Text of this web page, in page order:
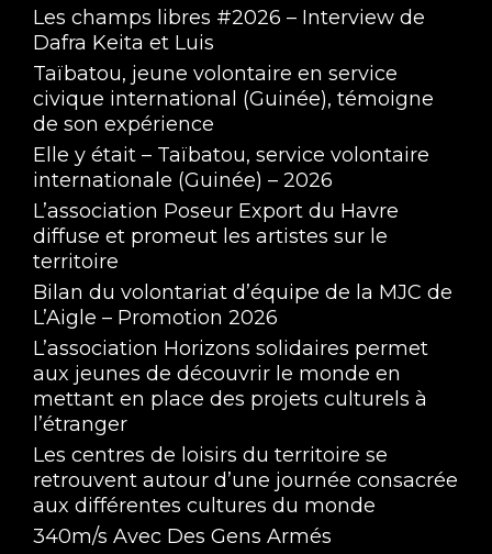
Les champs libres #2026 – Interview de
Dafra Keita et Luis
Taïbatou, jeune volontaire en service
civique international (Guinée), témoigne
de son expérience
Elle y était – Taïbatou, service volontaire
internationale (Guinée) – 2026
L’association Poseur Export du Havre
diffuse et promeut les artistes sur le
territoire
Bilan du volontariat d’équipe de la MJC de
L’Aigle – Promotion 2026
L’association Horizons solidaires permet
aux jeunes de découvrir le monde en
mettant en place des projets culturels à
l’étranger
Les centres de loisirs du territoire se
retrouvent autour d’une journée consacrée
aux différentes cultures du monde
340m/s Avec Des Gens Armés